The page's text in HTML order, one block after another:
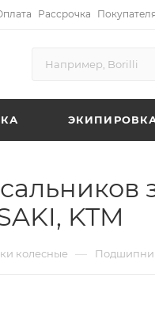
Рассрочка
KTM
колесные —